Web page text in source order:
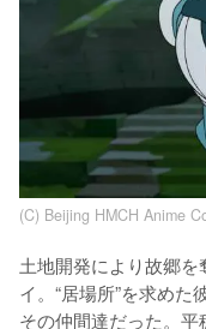
(C) Beijing HMCH Anime
土地開発により故郷
イ。“居場所”を求めた
その仲間達だった。